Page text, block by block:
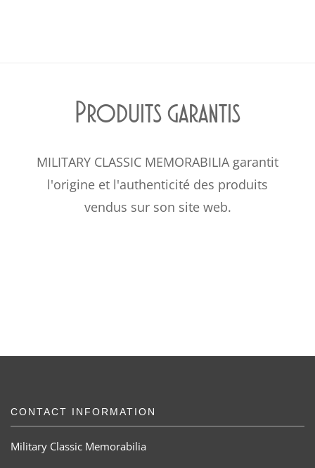
Produits garantis
MILITARY CLASSIC MEMORABILIA garantit
l'origine et l'authenticité des produits
vendus sur son site web.
CONTACT INFORMATION
Military Classic Memorabilia